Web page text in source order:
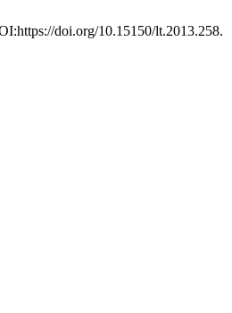
doi.org/10.15150/lt.2013.258.